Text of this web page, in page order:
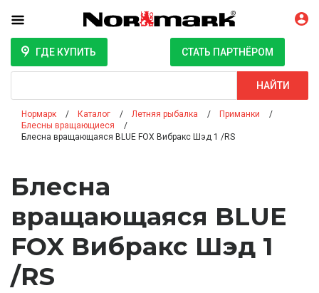
ГДЕ КУПИТЬ СТАТЬ ПАРТНЁРОМ
НАЙТИ
Нормарк Каталог Летняя рыбалка
Приманки
Блесны вращающиеся
Блесна вращающаяся BLUE FOX Вибракс Шэд 1 /RS
Блесна
вращающаяся BLUE
FOX Вибракс Шэд 1
/RS